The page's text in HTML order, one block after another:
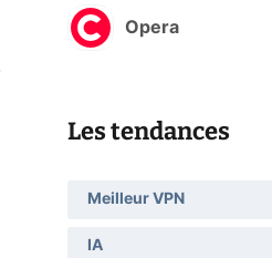
Opera
Les tendances
Meilleur VPN
IA